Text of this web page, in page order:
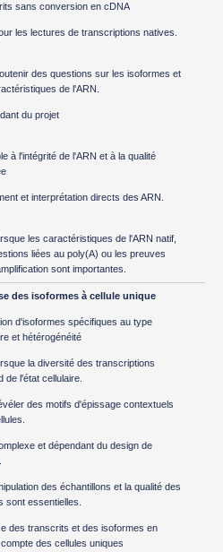
sans conversion en cDNA
les lectures de transcriptions natives.
des questions sur les isoformes et
de l'ARN.
du projet
à l'intégrité de l'ARN et à la qualité
et interprétation directs des ARN.
les caractéristiques de l'ARN natif,
liées au poly(A) ou les preuves
sont importantes.
des isoformes à cellule unique
d'isoformes spécifiques au type
et hétérogénéité
la diversité des transcriptions
de l'état cellulaire.
des motifs d'épissage contextuels
et dépendant du design de
des échantillons et la qualité des
sont essentielles.
des transcrits et des isoformes en
des cellules uniques